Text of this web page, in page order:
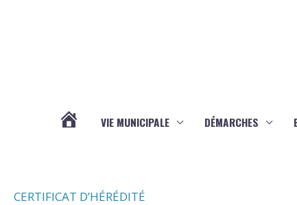
VIE MUNICIPALE DÉMARCHES
CERTIFICAT D’HÉRÉDITÉ